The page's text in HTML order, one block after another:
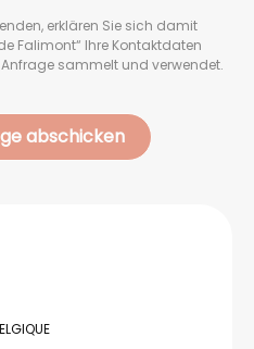
erklären Sie sich damit
Falimont“ Ihre Kontaktdaten
sammelt und verwendet.